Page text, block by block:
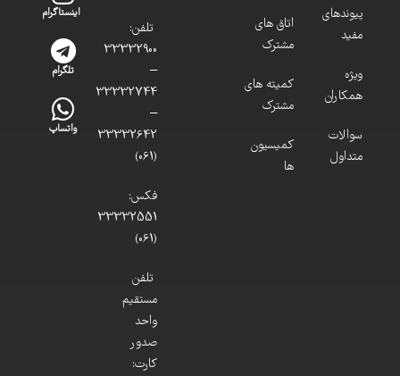
پیوندهای
مفید
ویژه
همکاران
سوالات
متداول
اتاق های
مشترک
کمیته های
مشترک
کمیسیون
ها
تلفن:
33332900
–
33332744
–
33332642
(061)
فکس:
33332551
(061)
تلفن
مستقیم
واحد
صدور
کارت:
اینستاگرام
تلگرام
واتساپ